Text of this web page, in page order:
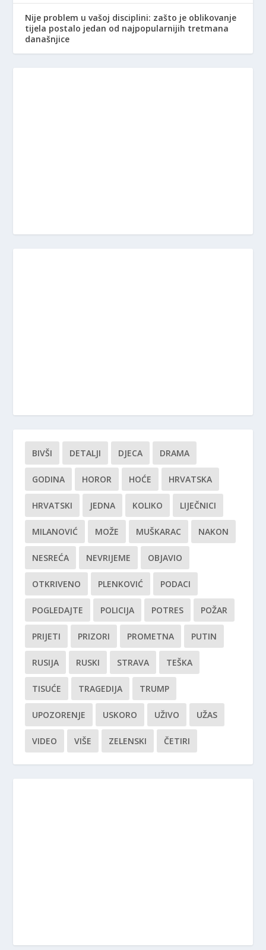
Nije problem u vašoj disciplini: zašto je oblikovanje
tijela postalo jedan od najpopularnijih tretmana
današnjice
BIVŠI DETALJI DJECA DRAMA
GODINA HOROR HOĆE HRVATSKA
HRVATSKI JEDNA KOLIKO LIJEČNICI
MILANOVIĆ MOŽE MUŠKARAC NAKON
NESREĆA NEVRIJEME OBJAVIO
OTKRIVENO PLENKOVIĆ PODACI
POGLEDAJTE POLICIJA POTRES POŽAR
PRIJETI PRIZORI PROMETNA PUTIN
RUSIJA RUSKI STRAVA TEŠKA
TISUĆE TRAGEDIJA TRUMP
UPOZORENJE USKORO UŽIVO UŽAS
VIDEO VIŠE ZELENSKI ČETIRI